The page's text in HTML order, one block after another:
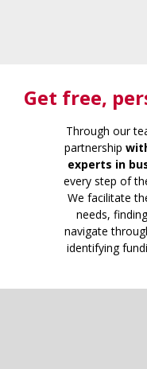
Get free,
Through our
partnership
experts in
every step of
We facilitate
needs,
navigate
identifying